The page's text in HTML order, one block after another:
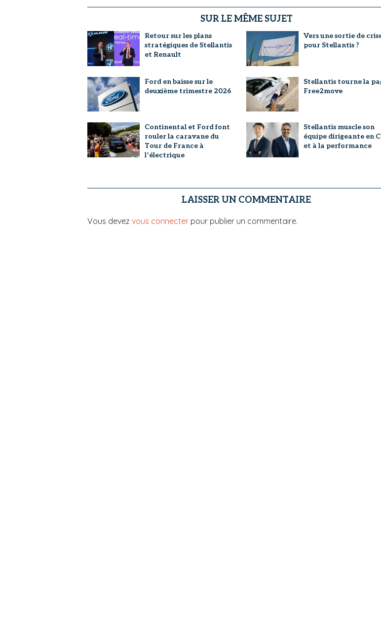
SUR LE MÊME SUJET
Retour sur les plans
stratégiques de Stellantis
et Renault
Vers une sortie de
pour Stellantis ?
Ford en baisse sur le
deuxième trimestre 2026
Stellantis tourne la
Free2move
Continental et Ford font
rouler la caravane du
Tour de France à
l’électrique
Stellantis muscle son
équipe dirigeante en
et à la performance
LAISSER UN COMMENTAIRE
Vous devez vous connecter pour publier un commentaire.